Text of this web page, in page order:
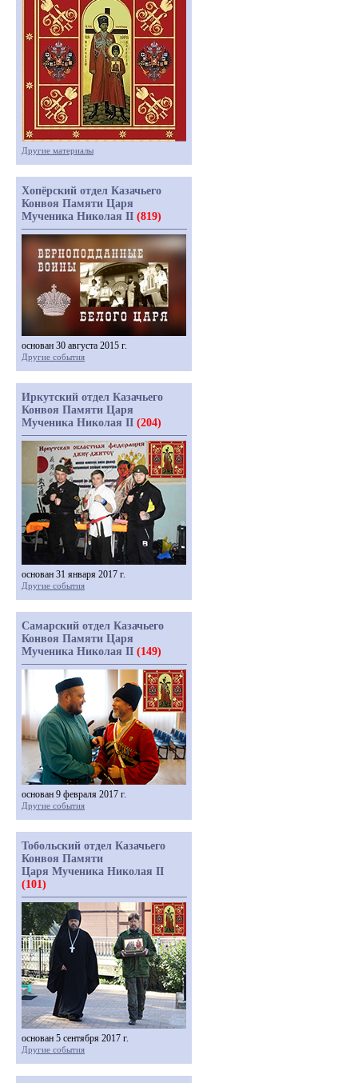
Другие материалы
Хопёрский отдел Казачьего
Конвоя Памяти Царя
Мученика Николая II (819)
основан 30 августа 2015 г.
Другие события
Иркутский отдел Казачьего
Конвоя Памяти Царя
Мученика Николая II (204)
основан 31 января 2017 г.
Другие события
Самарский отдел Казачьего
Конвоя Памяти Царя
Мученика Николая II (149)
основан 9 февраля 2017 г.
Другие события
Тобольский отдел Казачьего
Конвоя Памяти
Царя Мученика Николая II
(101)
основан 5 сентября 2017 г.
Другие события